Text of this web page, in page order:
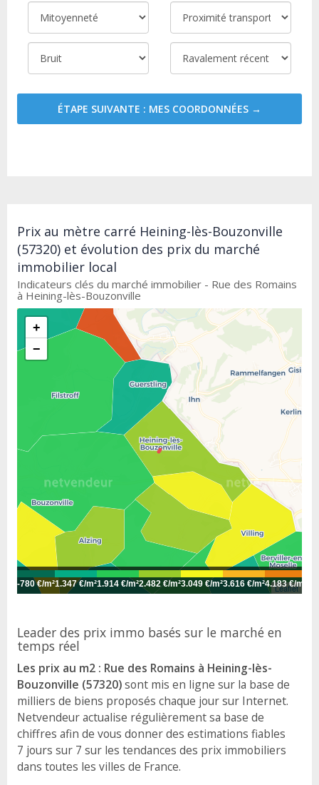
ÉTAPE SUIVANTE : MES COORDONNÉES →
Prix au mètre carré Heining-lès-Bouzonville
(57320) et évolution des prix du marché
immobilier local
Indicateurs clés du marché immobilier - Rue des Romains
à Heining-lès-Bouzonville
+
−
Leaflet
-780 €/m²1.347 €/m²1.914 €/m²2.482 €/m²3.049 €/m²3.616 €/m²4.183 €/m²
Leader des prix immo basés sur le marché en
temps réel
Les prix au m2 : Rue des Romains à Heining-lès-
Bouzonville (57320)sont mis en ligne sur la base de
milliers de biens proposés chaque jour sur Internet.
Netvendeur actualise régulièrement sa base de
chiffres afin de vous donner des estimations fiables
7 jours sur 7 sur les tendances des prix immobiliers
dans toutes les villes de France.